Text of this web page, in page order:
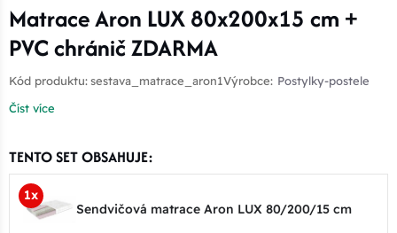
Matrace Aron LUX 80x200x15 cm +
PVC chránič ZDARMA
Kód produktu:sestava_matrace_aron1Výrobce: Postylky-postele
Číst více
TENTO SET OBSAHUJE:
1x
Sendvičová matrace Aron LUX 80/200/15 cm